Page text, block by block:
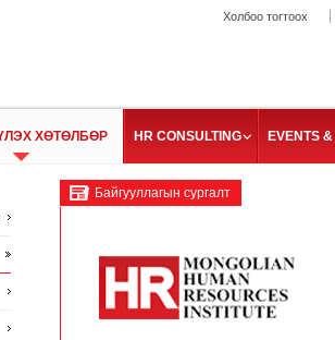
Холбоо тогтоох
ХӨТӨЛБӨР HR CONSULTING EVENTS
Байгууллагын сургалт